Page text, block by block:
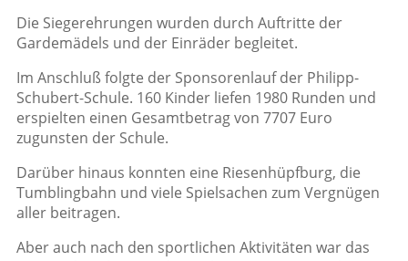
Die Siegerehrungen wurden durch Auftritte der
Gardemädels und der Einräder begleitet.
Im Anschluß folgte der Sponsorenlauf der Philipp-
Schubert-Schule. 160 Kinder liefen 1980 Runden und
erspielten einen Gesamtbetrag von 7707 Euro
zugunsten der Schule.
Darüber hinaus konnten eine Riesenhüpfburg, die
Tumblingbahn und viele Spielsachen zum Vergnügen
aller beitragen.
Aber auch nach den sportlichen Aktivitäten war das